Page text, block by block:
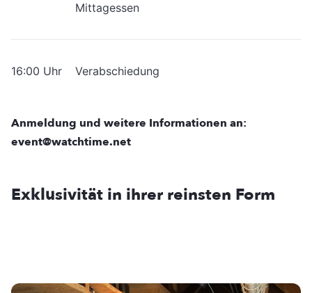
Mittagessen
16:00 Uhr Verabschiedung
Anmeldung und weitere Informationen an:
event@watchtime.net
Exklusivität in ihrer reinsten Form